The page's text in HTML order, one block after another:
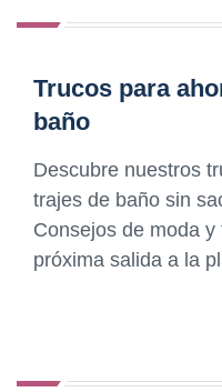
Trucos para
baño
Descubre nuestros
trajes de baño sin
Consejos de moda
próxima salida a la